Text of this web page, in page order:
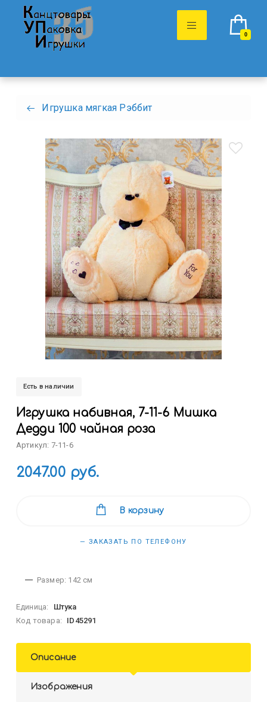
0
Игрушка мягкая Рэббит
Есть в наличии
Игрушка набивная, 7-11-6 Мишка
Дедди 100 чайная роза
Артикул: 7-11-6
2047.00 руб.
В корзину
— ЗАКАЗАТЬ ПО ТЕЛЕФОНУ
Размер: 142 см
Единица:
Штука
Код товара:
ID45291
Описание
Изображения